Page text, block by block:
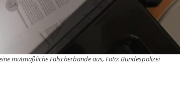
mutmaßliche Fälscherbande aus, Foto: Bundespolizei